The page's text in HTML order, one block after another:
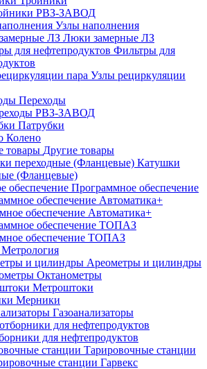
РВЗ-ЗАВОД
Узлы наполнения
Люки замерные ЛЗ
Фильтры для
Узлы рециркуляции
Переходы
РВЗ-ЗАВОД
Патрубки
Колено
Другие товары
Катушки
(Фланцевые)
Программное обеспечение
обеспечение Автоматика+
обеспечение ТОПАЗ
Метрология
Ареометры и цилиндры
Октанометры
Метроштоки
Мерники
Газоанализаторы
для нефтепродуктов
Тарировочные станции
станции Гарвекс